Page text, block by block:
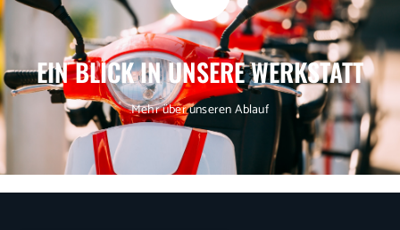
EIN BLICK IN UNSERE WERKSTATT
Mehr über unseren Ablauf